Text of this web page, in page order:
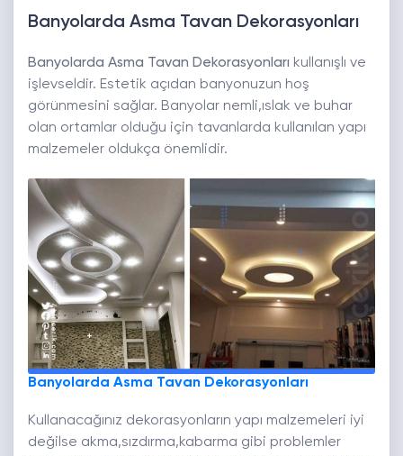
Banyolarda Asma Tavan Dekorasyonları
Banyolarda Asma Tavan Dekorasyonları kullanışlı ve
işlevseldir. Estetik açıdan banyonuzun hoş
görünmesini sağlar. Banyolar nemli,ıslak ve buhar
olan ortamlar olduğu için tavanlarda kullanılan yapı
malzemeler oldukça önemlidir.
Banyolarda Asma Tavan Dekorasyonları
Kullanacağınız dekorasyonların yapı malzemeleri iyi
değilse akma,sızdırma,kabarma gibi problemler